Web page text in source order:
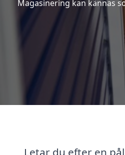
Magasinering kan kännas
Letar du efter en